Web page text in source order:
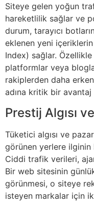
Siteye gelen yoğun
hareketlilik sağlar ve
durum, tarayıcı
eklenen yeni içeriklerin
Index) sağlar.
platformlar veya
rakiplerden daha erken
adına kritik bir avantaj
Prestij Algısı
Tüketici algısı ve
görünen yerlere ilginin
Ciddi trafik verileri,
Bir web sitesinin
görünmesi, o siteye
isteyen markalar için